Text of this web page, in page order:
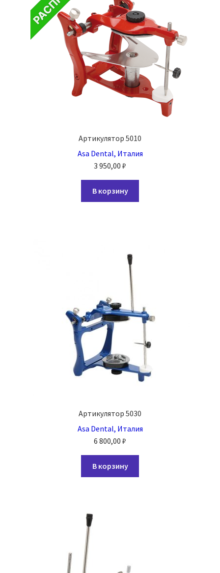
Артикулятор 5010
Asa Dental, Италия
3 950,00 ₽
В корзину
Артикулятор 5030
Asa Dental, Италия
6 800,00 ₽
В корзину